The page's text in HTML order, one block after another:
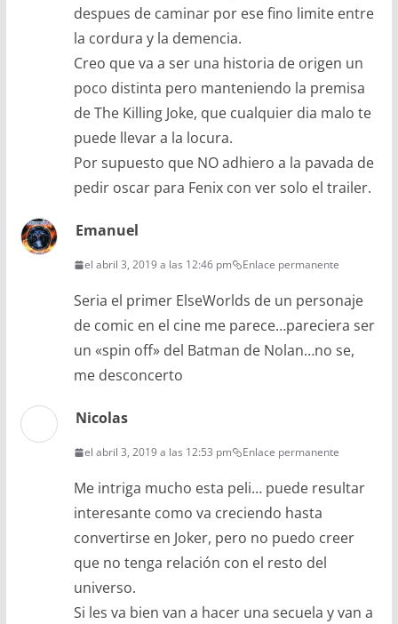
despues de caminar por ese fino limite entre
la cordura y la demencia.
Creo que va a ser una historia de origen un
poco distinta pero manteniendo la premisa
de The Killing Joke, que cualquier dia malo te
puede llevar a la locura.
Por supuesto que NO adhiero a la pavada de
pedir oscar para Fenix con ver solo el trailer.
Emanuel
el abril 3, 2019 a las 12:46 pm Enlace permanente
Seria el primer ElseWorlds de un personaje
de comic en el cine me parece…pareciera ser
un «spin off» del Batman de Nolan…no se,
me desconcerto
Nicolas
el abril 3, 2019 a las 12:53 pm Enlace permanente
Me intriga mucho esta peli… puede resultar
interesante como va creciendo hasta
convertirse en Joker, pero no puedo creer
que no tenga relación con el resto del
universo.
Si les va bien van a hacer una secuela y van a